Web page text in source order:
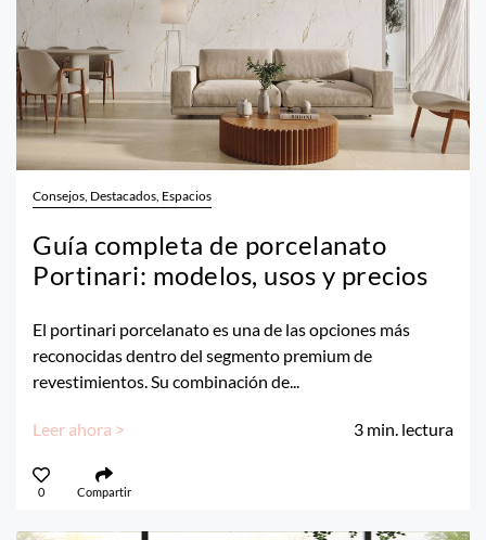
Consejos, Destacados, Espacios
Guía completa de porcelanato
Portinari: modelos, usos y precios
El portinari porcelanato es una de las opciones más
reconocidas dentro del segmento premium de
revestimientos. Su combinación de...
Leer ahora > 3 min. lectura
0 Compartir